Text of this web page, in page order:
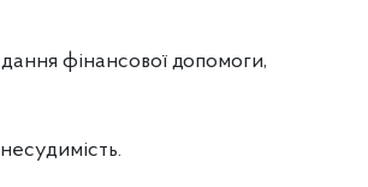
фінансової допомоги,